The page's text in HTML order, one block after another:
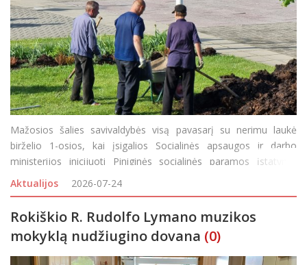
Mažosios šalies savivaldybės visą pavasarį su nerimu laukė
birželio 1-osios, kai įsigalios Socialinės apsaugos ir darbo
ministerijos inicijuoti Piniginės socialinės paramos įstatymo
pakeitimai, kuriais atsisakoma priverstinės visuomenei
naudingos veiklos (vadinamojo „atidirbimo“).
Aktualijos 2026-07-24
Rokiškio R. Rudolfo Lymano muzikos
mokyklą nudžiugino dovana (0)